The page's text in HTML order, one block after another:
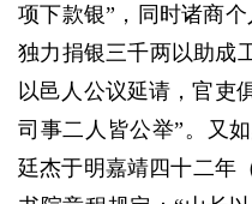
项下款银”，同时诸商
独力捐银三千两以助成
以邑人公议延请，官吏
司事二人皆公举”。又
廷杰于明嘉靖四十二年